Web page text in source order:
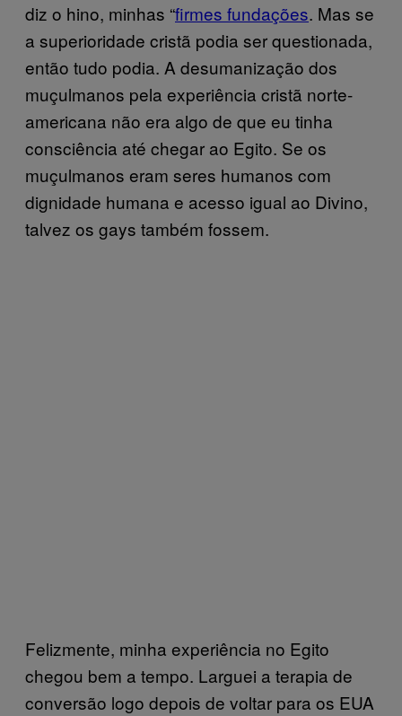
diz o hino, minhas “firmes fundações. Mas se
a superioridade cristã podia ser questionada,
então tudo podia. A desumanização dos
muçulmanos pela experiência cristã norte-
americana não era algo de que eu tinha
consciência até chegar ao Egito. Se os
muçulmanos eram seres humanos com
dignidade humana e acesso igual ao Divino,
talvez os gays também fossem.
Felizmente, minha experiência no Egito
chegou bem a tempo. Larguei a terapia de
conversão logo depois de voltar para os EUA